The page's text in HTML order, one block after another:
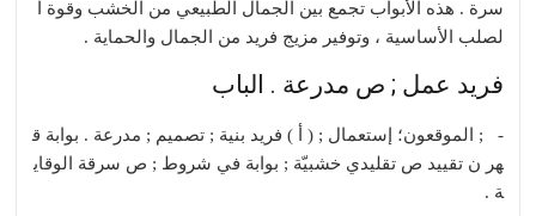
سرة . هذه الأبواب تجمع بين الجمال الطبيعي من الخشب وقوة ا
لصلب الأساسية ، وتوفير مزيج فريد من الجمال والحماية .
فريد عمل ; ص مدرعة . الباب
- ; الموقعون؛ إستعمال ; ( أ ) فريد بنية ; تصميم ; مدرعة . بوابة ق
هر ن تقييد ص تقليدي خشبيّة ; بوابة في شروط ; ص سرقة الوقاي
ة .